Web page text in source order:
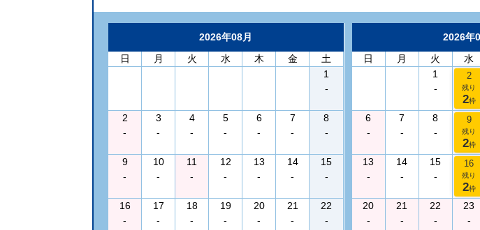
2026年08月
日
月 火 水 木 金
土
1
-
2
-
3
-
4
-
5
-
6
-
7
-
8
-
9
-
10
-
11
-
12
-
13
-
14
-
15
-
16
-
17
-
18
-
19
-
20
-
21
-
22
-
2026年
日
月 火 水
1
-
2
残り
2枠
6
-
7
-
8
-
9
残り
2枠
13
-
14
-
15
-
16
残り
2枠
20
-
21
-
22
-
23
-